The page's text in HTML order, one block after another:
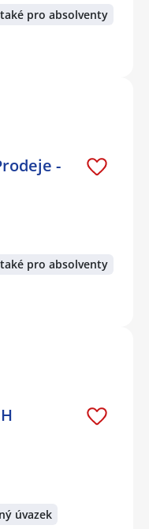
pro absolventy
-
pro absolventy
úvazek